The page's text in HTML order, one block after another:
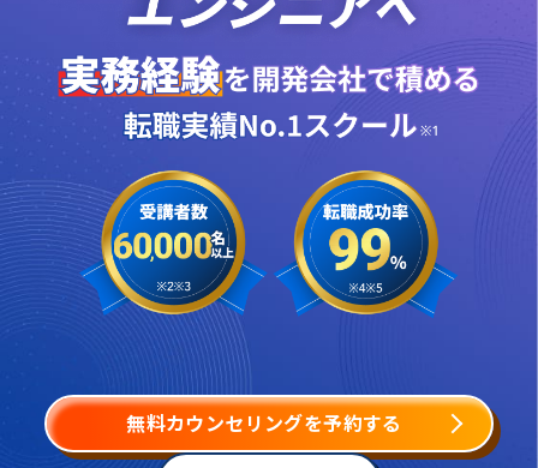
無料カウンセリングを予約する